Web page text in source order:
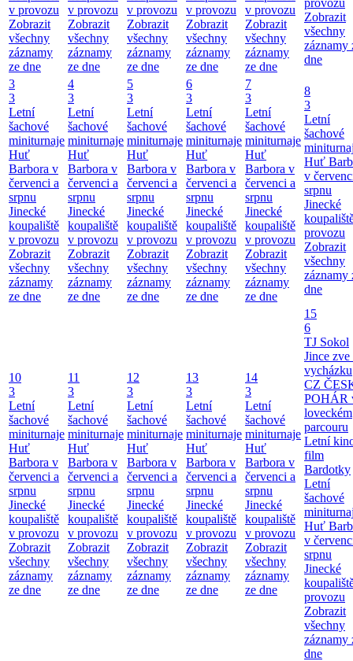
v provozu
Zobrazit
všechny
záznamy
ze dne
v provozu
Zobrazit
všechny
záznamy
ze dne
v provozu
Zobrazit
všechny
záznamy
ze dne
v provozu
Zobrazit
všechny
záznamy
ze dne
v provozu
Zobrazit
všechny
záznamy
ze dne
Zobrazit
všechny
záznamy
dne
3
3
Letní
šachové
miniturnaje
Huť
Barbora v
červenci a
srpnu
Jinecké
koupaliště
v provozu
Zobrazit
všechny
záznamy
ze dne
4
3
Letní
šachové
miniturnaje
Huť
Barbora v
červenci a
srpnu
Jinecké
koupaliště
v provozu
Zobrazit
všechny
záznamy
ze dne
5
3
Letní
šachové
miniturnaje
Huť
Barbora v
červenci a
srpnu
Jinecké
koupaliště
v provozu
Zobrazit
všechny
záznamy
ze dne
6
3
Letní
šachové
miniturnaje
Huť
Barbora v
červenci a
srpnu
Jinecké
koupaliště
v provozu
Zobrazit
všechny
záznamy
ze dne
7
3
Letní
šachové
miniturnaje
Huť
Barbora v
červenci a
srpnu
Jinecké
koupaliště
v provozu
Zobrazit
všechny
záznamy
ze dne
8
3
Letní
šachové
Huť
v
srpnu
Jinecké
provozu
Zobrazit
všechny
záznamy
dne
10
3
Letní
šachové
miniturnaje
Huť
Barbora v
červenci a
srpnu
Jinecké
koupaliště
v provozu
Zobrazit
všechny
záznamy
ze dne
11
3
Letní
šachové
miniturnaje
Huť
Barbora v
červenci a
srpnu
Jinecké
koupaliště
v provozu
Zobrazit
všechny
záznamy
ze dne
12
3
Letní
šachové
miniturnaje
Huť
Barbora v
červenci a
srpnu
Jinecké
koupaliště
v provozu
Zobrazit
všechny
záznamy
ze dne
13
3
Letní
šachové
miniturnaje
Huť
Barbora v
červenci a
srpnu
Jinecké
koupaliště
v provozu
Zobrazit
všechny
záznamy
ze dne
14
3
Letní
šachové
miniturnaje
Huť
Barbora v
červenci a
srpnu
Jinecké
koupaliště
v provozu
Zobrazit
všechny
záznamy
ze dne
15
6
TJ Sokol
Jince zve
vycházku
CZ
POHÁR
loveckém
parcouru
Letní
film
Bardotky
Letní
šachové
Huť
v
srpnu
Jinecké
provozu
Zobrazit
všechny
záznamy
dne